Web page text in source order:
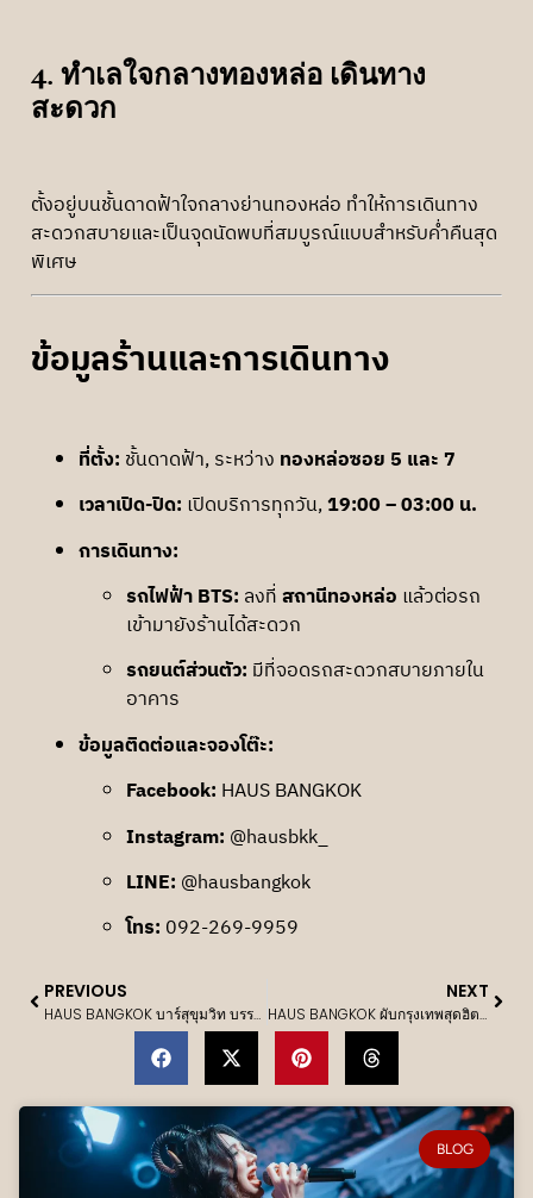
4. ทำเลใจกลางทองหล่อ เดินทาง
สะดวก
ตั้งอยู่บนชั้นดาดฟ้าใจกลางย่านทองหล่อ ทำให้การเดินทาง
สะดวกสบายและเป็นจุดนัดพบที่สมบูรณ์แบบสำหรับค่ำคืนสุด
พิเศษ
ข้อมูลร้านและการเดินทาง
ที่ตั้ง: ชั้นดาดฟ้า, ระหว่าง ทองหล่อซอย 5 และ 7
เวลาเปิด-ปิด: เปิดบริการทุกวัน,19:00 – 03:00 น.
การเดินทาง:
รถไฟฟ้า BTS: ลงที่สถานีทองหล่อ แล้วต่อรถ
เข้ามายังร้านได้สะดวก
รถยนต์ส่วนตัว: มีที่จอดรถสะดวกสบายภายใน
อาคาร
ข้อมูลติดต่อและจองโต๊ะ:
Facebook: HAUS BANGKOK
Instagram: @hausbkk_
LINE: @hausbangkok
โทร: 092-269-9959
PREVIOUS
HAUS BANGKOK บาร์สุขุมวิท บรรยากาศดี ดีเจ ดนตรีมันส์ เหมาะสำหรับทุกคืนพิเศษ
NEXT
HAUS BANGKOK ผับกรุงเทพสุดฮิต เปิดประสบการณ์ปาร์ตี้ย่านทองหล่อที่คุณห้ามพลาด
more posts:
BLOG